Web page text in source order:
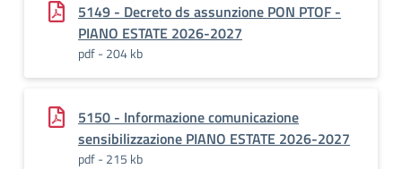
5149 - Decreto ds assunzione PON PTOF -
PIANO ESTATE 2026-2027
pdf - 204 kb
5150 - Informazione comunicazione
sensibilizzazione PIANO ESTATE 2026-2027
pdf - 215 kb